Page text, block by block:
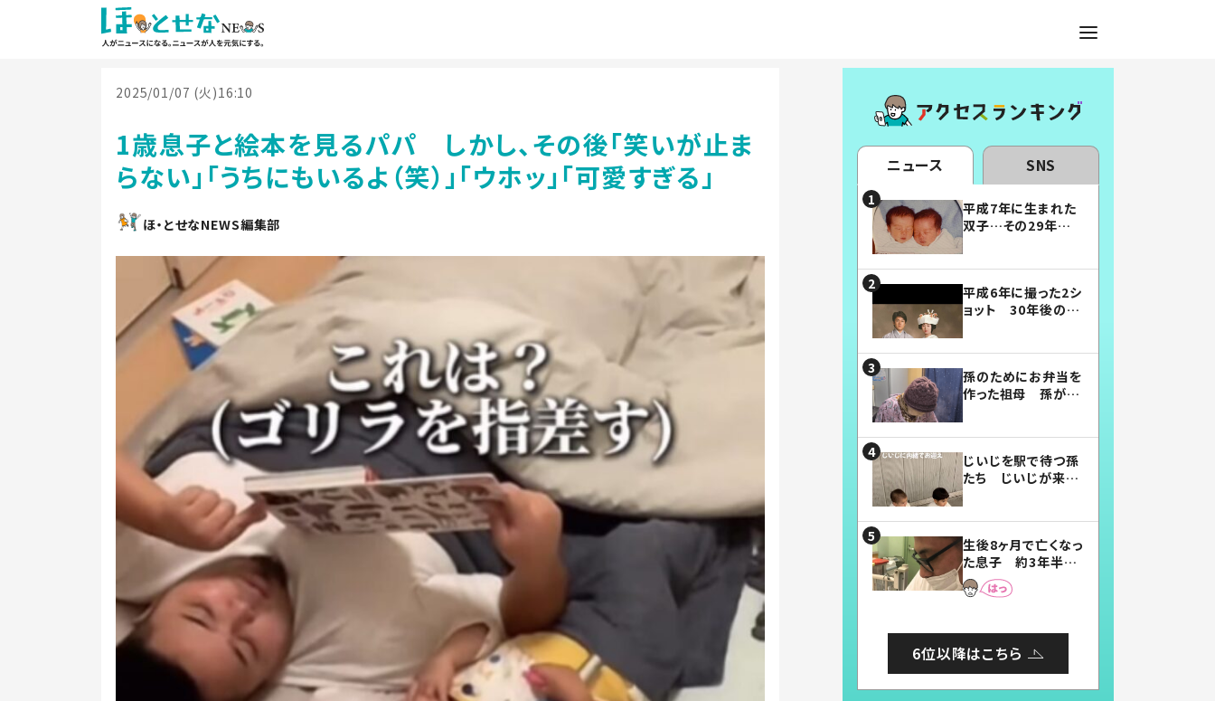
2025/01/07 (火)16:10
1歳息子と絵本を見るパパ しかし、その後「笑いが止ま
らない」「うちにもいるよ（笑）」「ウホッ」「可愛すぎる」
ほ・とせなNEWS編集部
ニュース SNS
平成7年に生まれた
双子…その29年後
平成6年に撮った2シ
ョット 30年後の姿
孫のためにお弁当を
作った祖母 孫が絶
じいじを駅で待つ孫
たち じいじが来た
まらない」「幸せにな
れる」
生後8ヶ月で亡くなっ
た息子 約3年半
後、当時の妻の日記
に書いてあった本音
6位以降はこちら